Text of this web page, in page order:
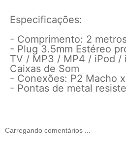
Especificações:
- Comprimento: 2
- Plug 3.5mm Estéreo
TV / MP3 / MP4 / iPod /
Caixas de Som
- Conexões: P2 Macho
- Pontas de metal
Carregando comentários ...